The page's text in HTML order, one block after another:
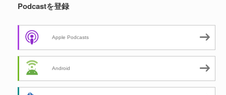
Podcastを登録
Apple Podcasts
Android